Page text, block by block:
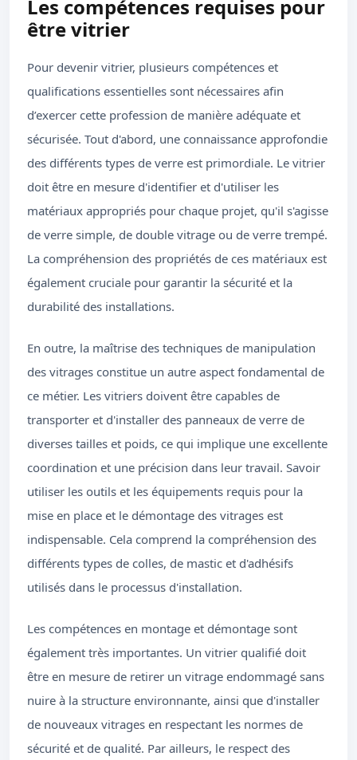
Les compétences requises pour
être vitrier
Pour devenir vitrier, plusieurs compétences et
qualifications essentielles sont nécessaires afin
d’exercer cette profession de manière adéquate et
sécurisée. Tout d'abord, une connaissance approfondie
des différents types de verre est primordiale. Le vitrier
doit être en mesure d'identifier et d'utiliser les
matériaux appropriés pour chaque projet, qu'il s'agisse
de verre simple, de double vitrage ou de verre trempé.
La compréhension des propriétés de ces matériaux est
également cruciale pour garantir la sécurité et la
durabilité des installations.
En outre, la maîtrise des techniques de manipulation
des vitrages constitue un autre aspect fondamental de
ce métier. Les vitriers doivent être capables de
transporter et d'installer des panneaux de verre de
diverses tailles et poids, ce qui implique une excellente
coordination et une précision dans leur travail. Savoir
utiliser les outils et les équipements requis pour la
mise en place et le démontage des vitrages est
indispensable. Cela comprend la compréhension des
différents types de colles, de mastic et d'adhésifs
utilisés dans le processus d'installation.
Les compétences en montage et démontage sont
également très importantes. Un vitrier qualifié doit
être en mesure de retirer un vitrage endommagé sans
nuire à la structure environnante, ainsi que d'installer
de nouveaux vitrages en respectant les normes de
sécurité et de qualité. Par ailleurs, le respect des